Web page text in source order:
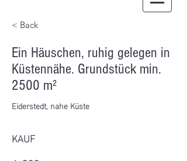
< Back
Ein Häuschen, ruhig gelegen in
Küstennähe. Grundstück min.
2500 m²
Eiderstedt, nahe Küste
KAUF